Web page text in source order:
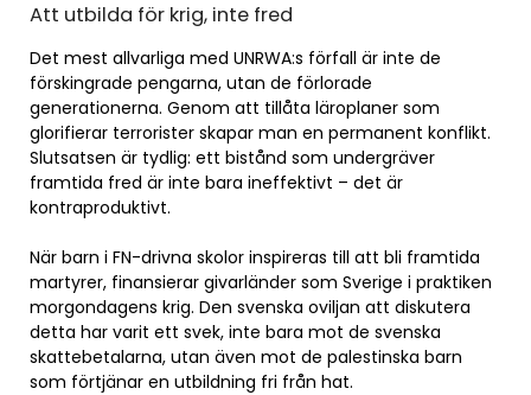
Att utbilda för krig, inte fred
Det mest allvarliga med UNRWA:s förfall är inte de
förskingrade pengarna, utan de förlorade
generationerna. Genom att tillåta läroplaner som
glorifierar terrorister skapar man en permanent konflikt.
Slutsatsen är tydlig: ett bistånd som undergräver
framtida fred är inte bara ineffektivt – det är
kontraproduktivt.
När barn i FN-drivna skolor inspireras till att bli framtida
martyrer, finansierar givarländer som Sverige i praktiken
morgondagens krig. Den svenska oviljan att diskutera
detta har varit ett svek, inte bara mot de svenska
skattebetalarna, utan även mot de palestinska barn
som förtjänar en utbildning fri från hat.